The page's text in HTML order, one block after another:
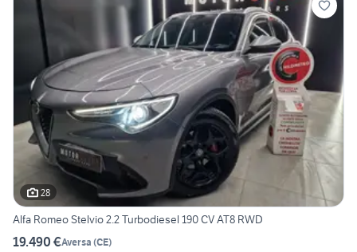
28
Alfa Romeo Stelvio 2.2 Turbodiesel 190 CV AT8 RWD
19.490 €Aversa (CE)